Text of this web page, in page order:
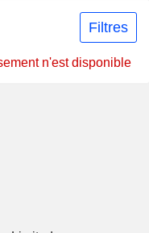
Filtres
n'est disponible